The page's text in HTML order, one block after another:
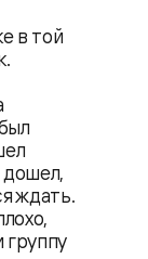
в той
ждать.
группу